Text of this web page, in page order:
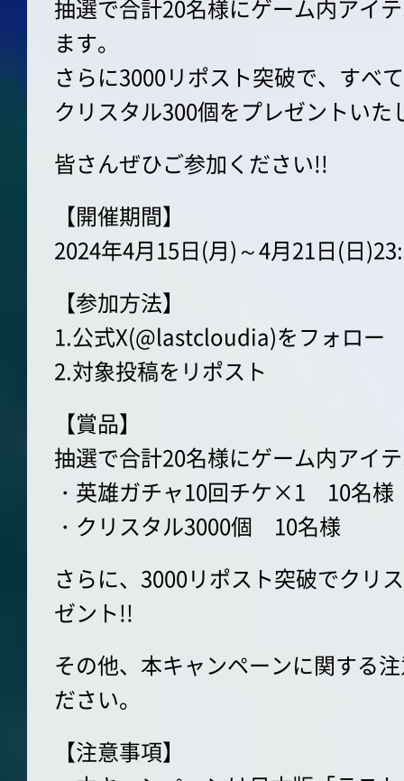
抽選で合計20名様にゲーム内アイ
ます。
さらに3000リポスト突破で、すべ
クリスタル300個をプレゼントいた
皆さんぜひご参加ください!!
【開催期間】
2024年4月15日(月)～4月21日(日
【参加方法】
1.公式X(@lastcloudia)をフォロー
2.対象投稿をリポスト
【賞品】
抽選で合計20名様にゲーム内アイ
・英雄ガチャ10回チケ×1 10名様
・クリスタル3000個 10名様
さらに、3000リポスト突破でクリ
ゼント!!
その他、本キャンペーンに関する
ださい。
【注意事項】